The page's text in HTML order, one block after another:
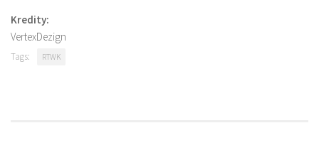
Kredity:
VertexDezign
Tags: RTWK